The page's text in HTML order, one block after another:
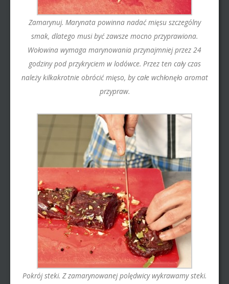
Zamarynuj. Marynata powinna nadać mięsu szczególny
smak, dlatego musi być zawsze mocno przyprawiona.
Wołowina wymaga marynowania przynajmniej przez 24
godziny pod przykryciem w lodówce. Przez ten cały czas
należy kilkakrotnie obrócić mięso, by całe wchłonęło aromat
przypraw.
Pokrój steki. Z zamarynowanej polędwicy wykrawamy steki.